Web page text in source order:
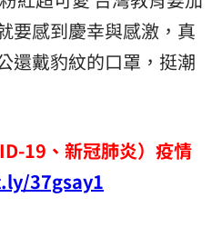
要感到慶幸與感激，真
還戴豹紋的口罩，挺潮
19、新冠肺炎）疫情
37gsay1